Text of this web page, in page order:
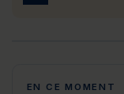
EN CE MOMENT